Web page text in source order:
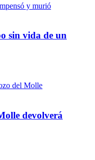
sin vida de un
devolverá